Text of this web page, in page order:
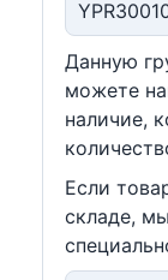
Данную
можете
наличие,
Если
складе,